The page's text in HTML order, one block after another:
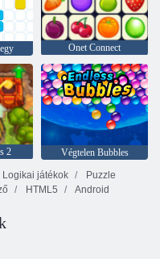
Onet Connect
2
Végtelen Bubbles
Logikai játékok
Puzzle
HTML5 Android